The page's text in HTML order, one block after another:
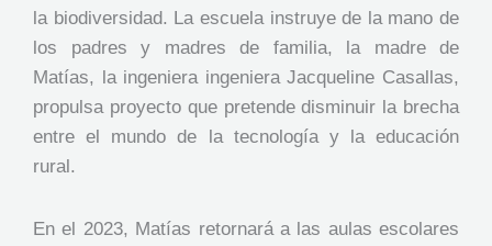
la biodiversidad. La escuela instruye de la mano de
los padres y madres de familia, la madre de
Matías, la ingeniera ingeniera Jacqueline Casallas,
propulsa proyecto que pretende disminuir la brecha
entre el mundo de la tecnología y la educación
rural.
En el 2023, Matías retornará a las aulas escolares